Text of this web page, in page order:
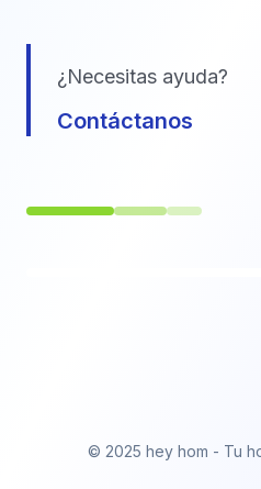
¿Necesitas ayuda?
Contáctanos
© 2025 hey hom - Tu